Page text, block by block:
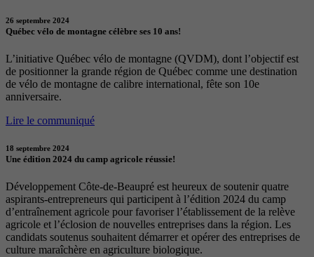
26 septembre 2024
Québec vélo de montagne célèbre ses 10 ans!
L’initiative Québec vélo de montagne (QVDM), dont l’objectif est
de positionner la grande région de Québec comme une destination
de vélo de montagne de calibre international, fête son 10e
anniversaire.
Lire le communiqué
18 septembre 2024
Une édition 2024 du camp agricole réussie!
Développement Côte-de-Beaupré est heureux de soutenir quatre
aspirants-entrepreneurs qui participent à l’édition 2024 du camp
d’entraînement agricole pour favoriser l’établissement de la relève
agricole et l’éclosion de nouvelles entreprises dans la région. Les
candidats soutenus souhaitent démarrer et opérer des entreprises de
culture maraîchère en agriculture biologique.